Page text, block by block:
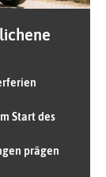
Start des
prägen